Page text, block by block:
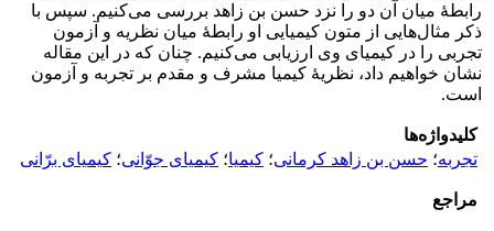
رابطۀ میان آن دو را نزد حسن بن زاهد بررسی می‌کنیم. سپس با
ذکر مثال‌هایی از متون کیمیایی او رابطۀ میان نظریه و آزمون
تجربی را در کیمیای وی ارزیابی می‌کنیم. چنان که در این مقاله
نشان خواهیم داد، نظریۀ کیمیا مشرف و مقدم بر تجربه و آزمون
است.
کلیدواژه‌ها
تجربه؛ حسن بن زاهد کرمانی؛ کیمیا؛ کیمیای جوّانی؛ کیمیای برّانی
مراجع